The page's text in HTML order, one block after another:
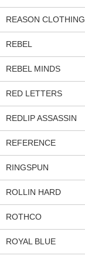
REASON CLOTHING
REBEL
REBEL MINDS
RED LETTERS
REDLIP ASSASSIN
REFERENCE
RINGSPUN
ROLLIN HARD
ROTHCO
ROYAL BLUE